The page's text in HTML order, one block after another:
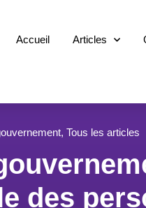
Accueil Articles
, Tous les articles
des